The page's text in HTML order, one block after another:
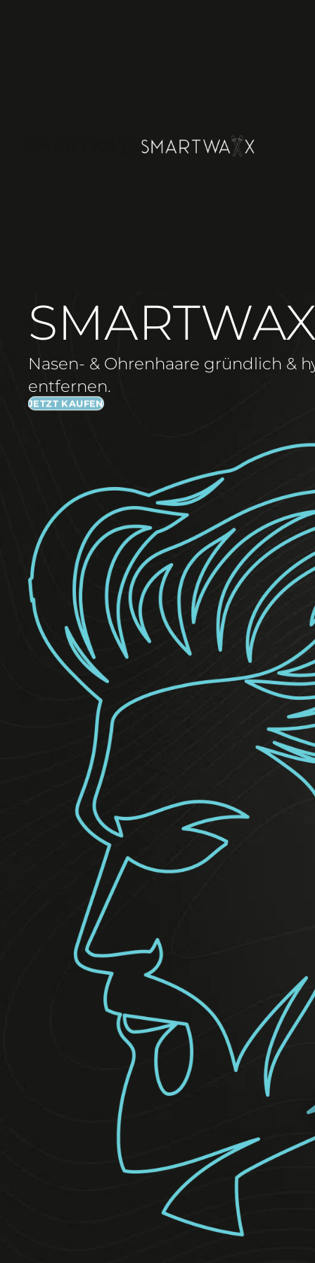
Nasen- & Ohrenhaare gründlich &
entfernen.
JETZT KAUFEN